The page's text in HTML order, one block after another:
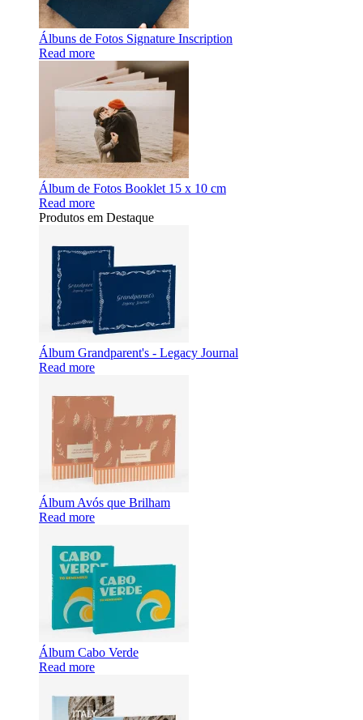
Álbuns de Fotos Signature Inscription
Read more
Álbum de Fotos Booklet 15 x 10 cm
Read more
Produtos em Destaque
Álbum Grandparent's - Legacy Journal
Read more
Álbum Avós que Brilham
Read more
Álbum Cabo Verde
Read more